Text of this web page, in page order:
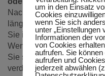
Nach insgesamt2
längerePause von 15-20
Sie in dieser Zeit auf
Wenn Sie3-4 Stunden
Sie sich eine längere
verdient.
um in den Einsatz
Cookies
wenn Sie sich
unter „Einstellungen
Informationen der
von Cookies
aufrufen. Sie
aufrufen und
jederzeit abwählen